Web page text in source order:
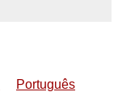
Português